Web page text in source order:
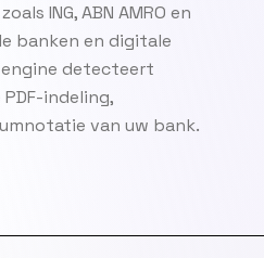
ING, ABN AMRO en
banken en digitale
engine detecteert
indeling,
van uw bank.